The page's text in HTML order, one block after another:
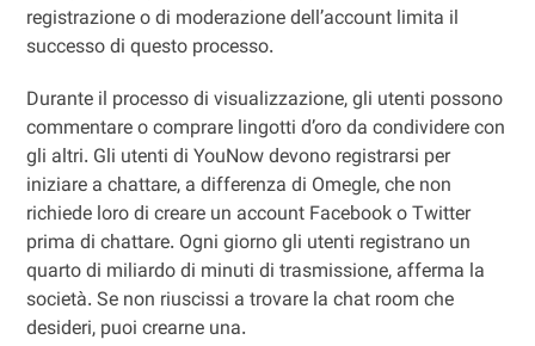
registrazione o di moderazione dell’account limita il
successo di questo processo.
Durante il processo di visualizzazione, gli utenti possono
commentare o comprare lingotti d’oro da condividere con
gli altri. Gli utenti di YouNow devono registrarsi per
iniziare a chattare, a differenza di Omegle, che non
richiede loro di creare un account Facebook o Twitter
prima di chattare. Ogni giorno gli utenti registrano un
quarto di miliardo di minuti di trasmissione, afferma la
società. Se non riuscissi a trovare la chat room che
desideri, puoi crearne una.